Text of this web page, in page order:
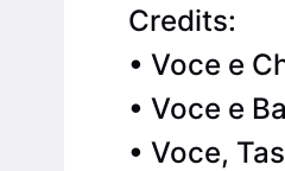
Credits:
• Voce e
• Voce e
• Voce,